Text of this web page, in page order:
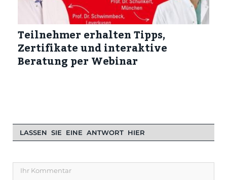
Teilnehmer erhalten Tipps,
Zertifikate und interaktive
Beratung per Webinar
LASSEN SIE EINE ANTWORT HIER